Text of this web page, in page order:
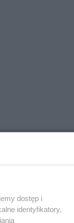
dostęp i
identyfikatory,